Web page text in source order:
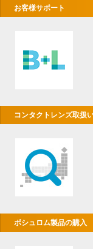
お客様サポート
コンタクトレンズ取扱
ボシュロム製品の購入